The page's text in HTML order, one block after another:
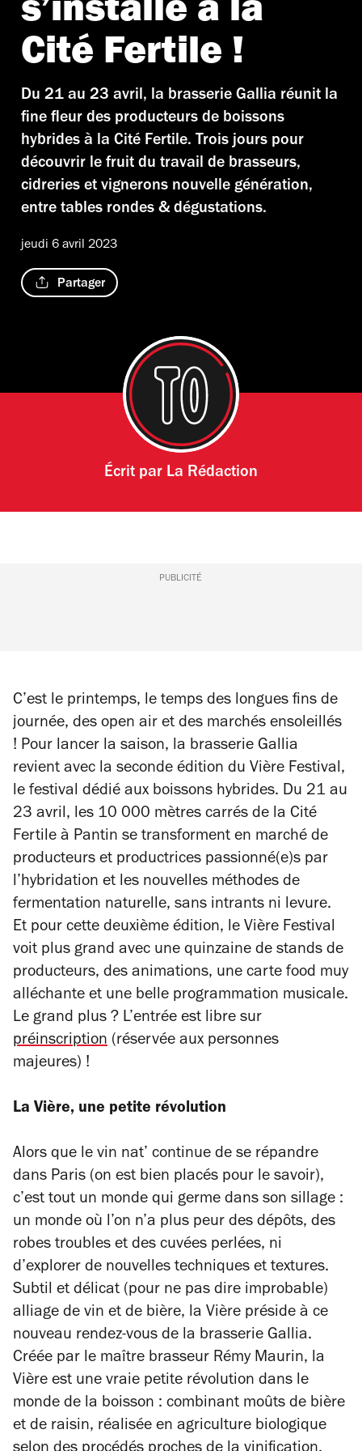
s’installe à la
Cité Fertile !
Du 21 au 23 avril, la brasserie Gallia réunit la
fine fleur des producteurs de boissons
hybrides à la Cité Fertile. Trois jours pour
découvrir le fruit du travail de brasseurs,
cidreries et vignerons nouvelle génération,
entre tables rondes & dégustations.
jeudi 6 avril 2023
Partager
Écrit par La Rédaction
PUBLICITÉ
C’est le printemps, le temps des longues fins de
journée, des open air et des marchés ensoleillés
! Pour lancer la saison, la brasserie Gallia
revient avec la seconde édition du Vière Festival,
le festival dédié aux boissons hybrides. Du 21 au
23 avril, les 10 000 mètres carrés de la Cité
Fertile à Pantin se transforment en marché de
producteurs et productrices passionné(e)s par
l’hybridation et les nouvelles méthodes de
fermentation naturelle, sans intrants ni levure.
Et pour cette deuxième édition, le Vière Festival
voit plus grand avec une quinzaine de stands de
producteurs, des animations, une carte food muy
alléchante et une belle programmation musicale.
Le grand plus ? L’entrée est libre sur
préinscription (réservée aux personnes
majeures) !
La Vière, une petite révolution
Alors que le vin nat’ continue de se répandre
dans Paris (on est bien placés pour le savoir),
c’est tout un monde qui germe dans son sillage :
un monde où l’on n’a plus peur des dépôts, des
robes troubles et des cuvées perlées, ni
d’explorer de nouvelles techniques et textures.
Subtil et délicat (pour ne pas dire improbable)
alliage de vin et de bière, la Vière préside à ce
nouveau rendez-vous de la brasserie Gallia.
Créée par le maître brasseur Rémy Maurin, la
Vière est une vraie petite révolution dans le
monde de la boisson : combinant moûts de bière
et de raisin, réalisée en agriculture biologique